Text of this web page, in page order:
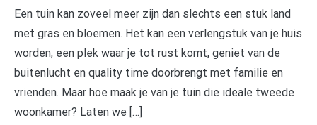
Een tuin kan zoveel meer zijn dan slechts een stuk land
met gras en bloemen. Het kan een verlengstuk van je huis
worden, een plek waar je tot rust komt, geniet van de
buitenlucht en quality time doorbrengt met familie en
vrienden. Maar hoe maak je van je tuin die ideale tweede
woonkamer? Laten we […]